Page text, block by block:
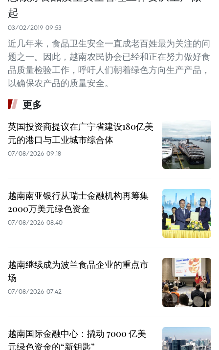
起
03/02/2019 09:53
近几年来，食品卫生安全一直成老百姓最为关注的问
题之一。因此，越南农民协会已经和正在努力做好食
品质量检验工作，呼吁人们朝着绿色方向生产产品，
以确保农产品的质量安全。
更多
英国投资商提议在广宁省建设180亿美
元的港口与工业城市综合体
07/08/2026 09:18
越南南亚银行从瑞士金融机构再筹集
2000万美元绿色资金
07/08/2026 08:40
越南继续成为波兰食品企业的重点市
场
07/08/2026 07:42
越南国际金融中心：撬动 7000 亿美
元绿色资金的“新钥匙”